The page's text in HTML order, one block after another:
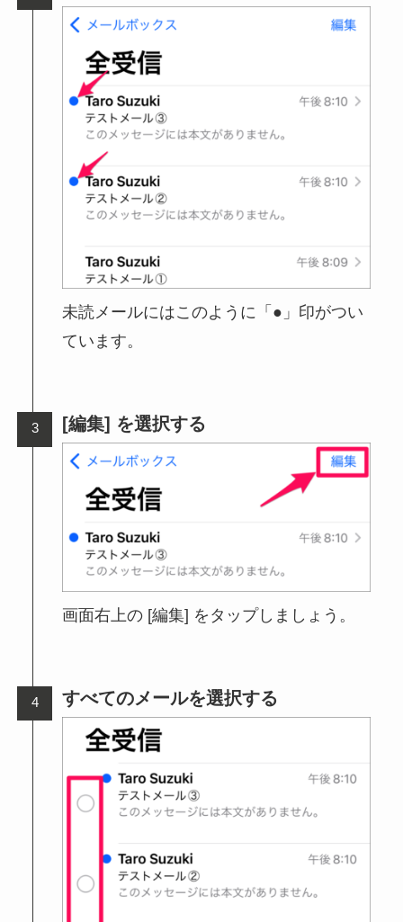
未読メールにはこのように「●」印がつい
ています。
[編集] を選択する
画面右上の [編集] をタップしましょう。
すべてのメールを選択する